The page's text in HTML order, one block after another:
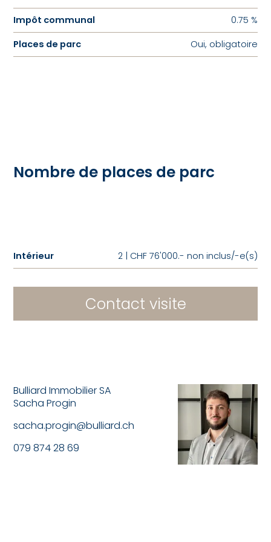
Impôt communal
0.75 %
Places de parc
Oui, obligatoire
Nombre de places de parc
Intérieur 2 | CHF 76'000.- non inclus/-e(s)
Contact visite
Bulliard Immobilier SA
Sacha Progin
sacha.progin@bulliard.ch
079 874 28 69